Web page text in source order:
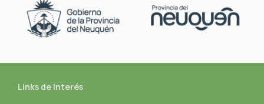
Links de interés